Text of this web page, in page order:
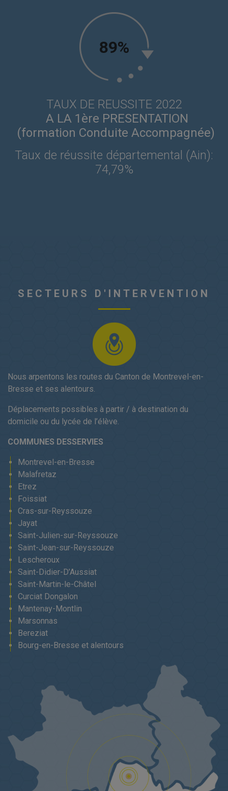
89%
TAUX DE REUSSITE 2022
A LA 1ère PRESENTATION
(formation Conduite Accompagnée)
Taux de réussite départemental (Ain):
74,79%
SECTEURS D'INTERVENTION
Nous arpentons les routes du Canton de Montrevel-en-
Bresse et ses alentours.
Déplacements possibles à partir / à destination du
domicile ou du lycée de l’élève.
COMMUNES DESSERVIES
Montrevel-en-Bresse
Malafretaz
Etrez
Foissiat
Cras-sur-Reyssouze
Jayat
Saint-Julien-sur-Reyssouze
Saint-Jean-sur-Reyssouze
Lescheroux
Saint-Didier-D’Aussiat
Saint-Martin-le-Châtel
Curciat Dongalon
Mantenay-Montlin
Marsonnas
Bereziat
Bourg-en-Bresse et alentours